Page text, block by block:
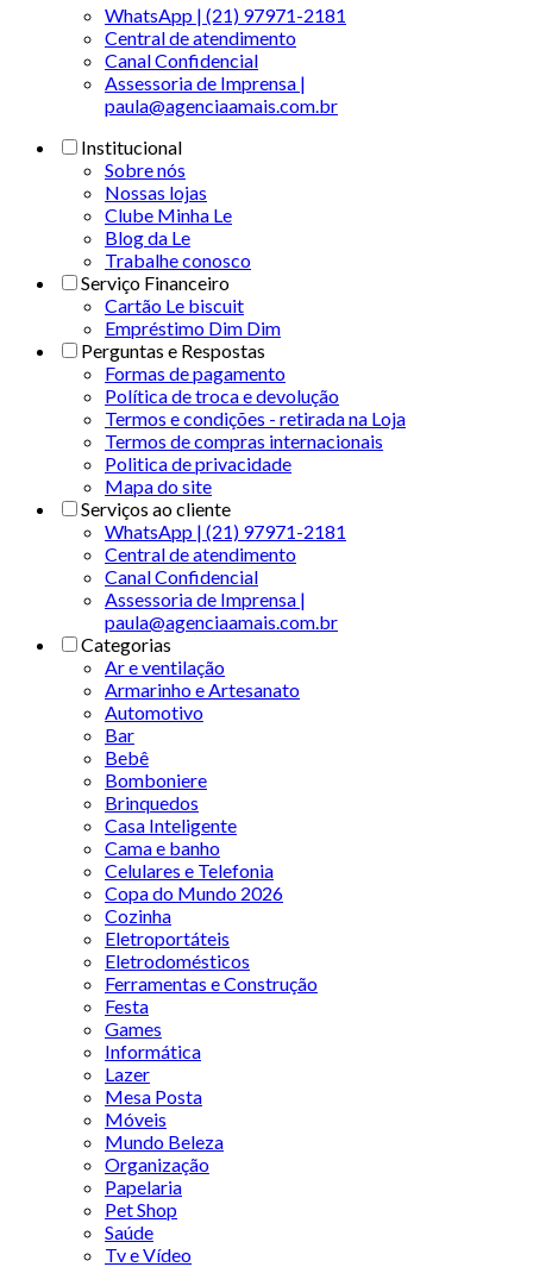
WhatsApp | (21) 97971-2181
Central de atendimento
Canal Confidencial
Assessoria de Imprensa |
paula@agenciaamais.com.br
Institucional
Sobre nós
Nossas lojas
Clube Minha Le
Blog da Le
Trabalhe conosco
Serviço Financeiro
Cartão Le biscuit
Empréstimo Dim Dim
Perguntas e Respostas
Formas de pagamento
Política de troca e devolução
Termos e condições - retirada na Loja
Termos de compras internacionais
Politica de privacidade
Mapa do site
Serviços ao cliente
WhatsApp | (21) 97971-2181
Central de atendimento
Canal Confidencial
Assessoria de Imprensa |
paula@agenciaamais.com.br
Categorias
Ar e ventilação
Armarinho e Artesanato
Automotivo
Bar
Bebê
Bomboniere
Brinquedos
Casa Inteligente
Cama e banho
Celulares e Telefonia
Copa do Mundo 2026
Cozinha
Eletroportáteis
Eletrodomésticos
Ferramentas e Construção
Festa
Games
Informática
Lazer
Mesa Posta
Móveis
Mundo Beleza
Organização
Papelaria
Pet Shop
Saúde
Tv e Vídeo